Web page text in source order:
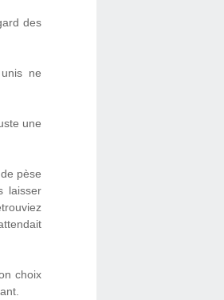
des
ne
une
pèse
laisser
choix